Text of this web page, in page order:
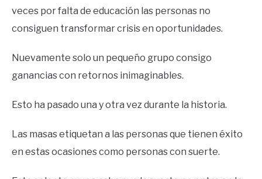
veces por falta de educación las personas no
consiguen transformar crisis en oportunidades.
Nuevamente solo un pequeño grupo consigo
ganancias con retornos inimaginables.
Esto ha pasado una y otra vez durante la historia.
Las masas etiquetan a las personas que tienen éxito
en estas ocasiones como personas con suerte.